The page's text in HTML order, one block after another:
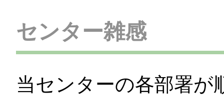
センター雑感
当センターの各部署が